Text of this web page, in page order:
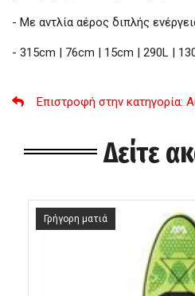
- Με αντλία αέρος διπλής
- 315cm | 76cm | 15cm | 290L |
Επιστροφή στην κατηγορία:
Δείτε
Γρήγορη ματιά